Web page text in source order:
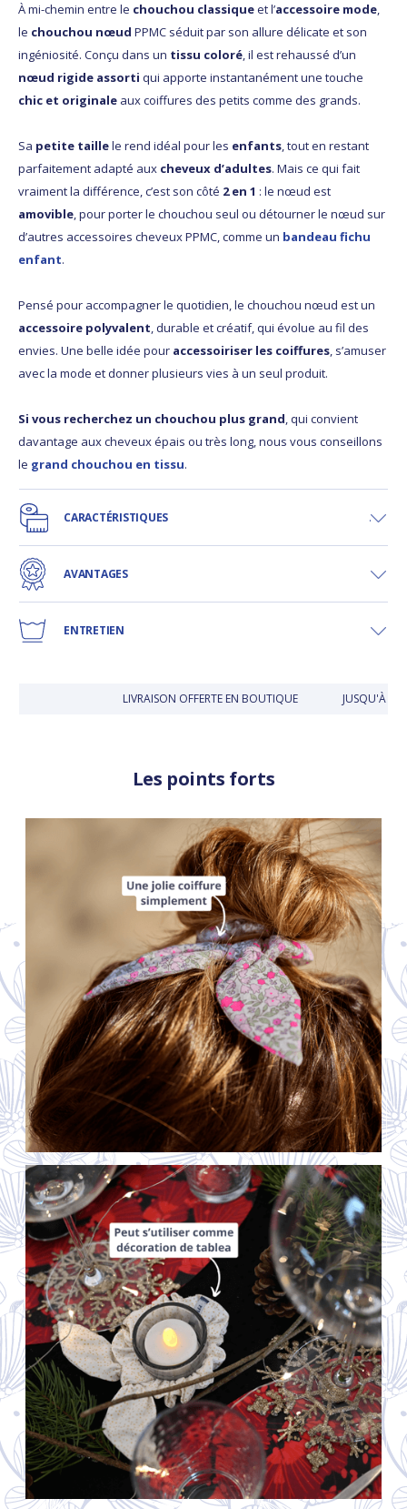
À mi-chemin entre le chouchou classiqueet l’accessoire mode,
le chouchou nœud PPMC séduit par son allure délicate et son
ingéniosité. Conçu dans un tissu coloré, il est rehaussé d’un
nœud rigide assorti qui apporte instantanément une touche
chic et originale aux coiffures des petits comme des grands.
Sa petite taillele rend idéal pour les enfants, tout en restant
parfaitement adapté aux cheveux d’adultes. Mais ce qui fait
vraiment la différence, c’est son côté 2 en 1 : le nœud est
amovible, pour porter le chouchou seul ou détourner le nœud sur
d’autres accessoires cheveux PPMC, comme un bandeau fichu
enfant.
Pensé pour accompagner le quotidien, le chouchou nœud est un
accessoire polyvalent, durable et créatif, qui évolue au fil des
envies. Une belle idée pour accessoiriser les coiffures, s’amuser
avec la mode et donner plusieurs vies à un seul produit.
Si vous recherchez un chouchou plus grand, qui convient
davantage aux cheveux épais ou très long, nous vous conseillons
le grand chouchou en tissu.
CARACTÉRISTIQUES
AVANTAGES
ENTRETIEN
LIVRAISON OFFERTE EN BOUTIQUE JUSQU'À 30
Les points forts